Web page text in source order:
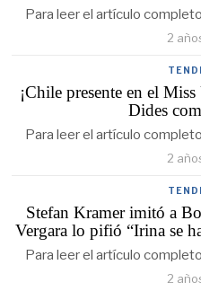
Para leer el artículo
2
¡Chile presente en el
Dides
Para leer el artículo
2
Stefan Kramer imitó a
Vergara lo pifió “Irina se
Para leer el artículo
2